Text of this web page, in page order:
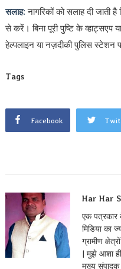
सलाह: नागरिकों को सलाह दी जाती
से करें। बिना पूरी पुष्टि के व्हाट्सएप
हेल्पलाइन या नज़दीकी पुलिस स्टेशन
Tags
Facebook
Har Har
एक पत्रकार
मिडिया का
ग्रामीण
| मुझे आशा
मुख्य